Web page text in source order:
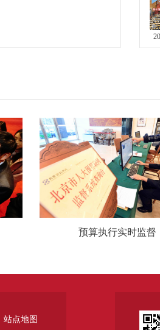
预算执行实时监督
站点地图